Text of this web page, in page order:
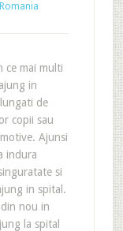
ce mai multi
in
de
copii sau
Ajunsi
indura
si
in spital.
nou in
la spital